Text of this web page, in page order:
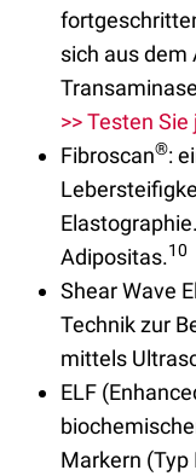
sich aus dem
>> Testen
Fibroscan®:
Adipositas.10
Shear Wave
Technik zur
mittels
ELF
Markern (Typ